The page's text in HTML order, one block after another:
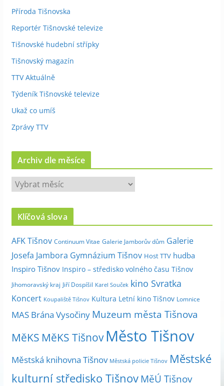
Příroda Tišnovska
Reportér Tišnovské televize
Tišnovské hudební střípky
Tišnovský magazín
TTV Aktuálně
Týdeník Tišnovské televize
Ukaž co umíš
Zprávy TTV
Archiv dle měsíce
A
r
c
v
d
l
e
m
s
í
e
Klíčová slova
AFK Tišnov Continuum Vitae Galerie Jamborův dům Galerie
Josefa Jambora Gymnázium Tišnov Host TTV hudba
Inspiro Tišnov Inspiro – středisko volného času Tišnov
Jihomoravský kraj Jiří Dospíšil Karel Souček kino Svratka
Koncert Koupaliště Tišnov Kultura Letní kino Tišnov Lomnice
MAS Brána Vysočiny Muzeum města Tišnova
MěKS MěKS Tišnov Město Tišnov
Městská knihovna Tišnov Městská policie Tišnov Městské
kulturní středisko Tišnov MěÚ Tišnov